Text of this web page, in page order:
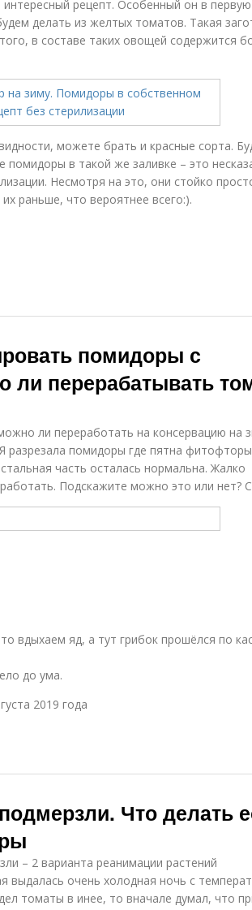
рецепт. Особенный он в
делать из желтых томатов. Такая
в составе таких овощей содержится
можете брать и красные сорта.
в такой же заливке – это
Несмотря на это, они стойко
раньше, что вероятнее всего:).
помидоры с
перерабатывать
ли переработать на консервацию на
помидоры где пятна
часть осталась нормальна. Жалко
Подскажите можно это или нет?
вдыхаем яд, а тут грибок прошёлся по
до ума.
2019 года
Что делать
– 2 варианта реанимации растений
выдалась очень холодная ночь с
томаты в инее, то вначале думал, что